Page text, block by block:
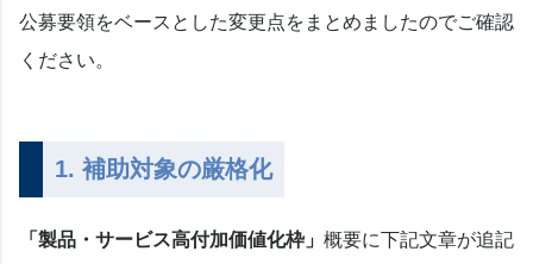
公募要領をベースとした変更点をまとめましたのでご確認
ください。
1. 補助対象の厳格化
「製品・サービス高付加価値化枠」 概要に下記文章が追記